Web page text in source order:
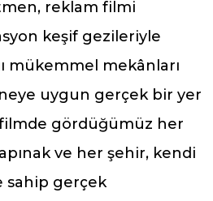
reklam filmi
keşif gezileriyle
mükemmel mekânları
uygun gerçek bir yer
gördüğümüz her
ve her şehir, kendi
sahip gerçek